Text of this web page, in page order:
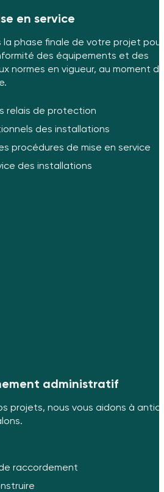
en service
la phase finale de votre projet pour
des équipements et des
normes en vigueur, au moment
relais de protection
des installations
procédures de mise en service
des installations
administratif
projets, nous vous aidons à
raccordement